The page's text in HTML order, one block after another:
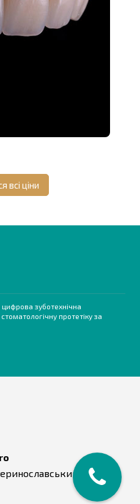
замовлення працює
персонал.
(ортопедами,
клініками.
замовлення.
лабораторії дивіться в
всі ціни
зуботехнічна
протетіку за
1